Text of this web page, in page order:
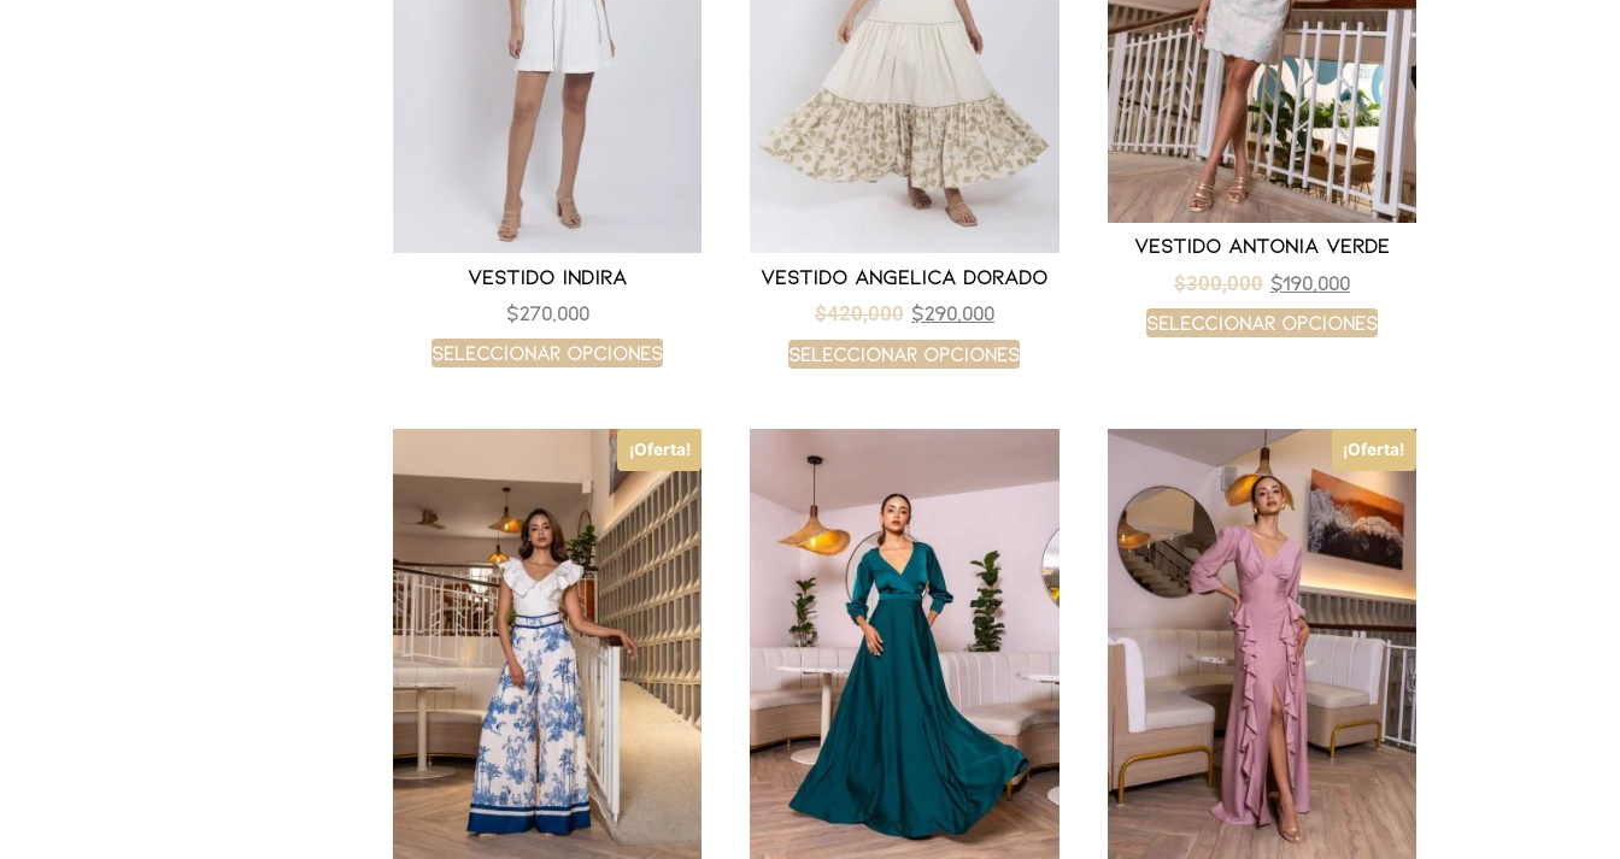
Vestido indira
$270,000
Seleccionar opciones
Vestido angelica dorado
$420,000 $290,000
Seleccionar opciones
Vestido antonia verde
$300,000 $190,000
Seleccionar opciones
¡Oferta! ¡Oferta!